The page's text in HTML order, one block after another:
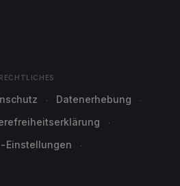
RECHTLICHES
Datenerhebung
Einstellungen